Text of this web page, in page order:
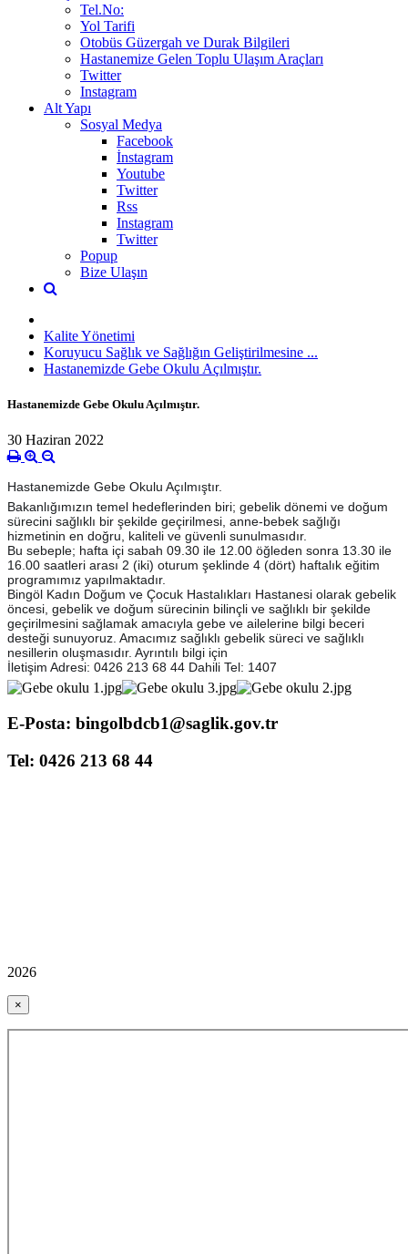
Tel.No:
Yol Tarifi
Otobüs Güzergah ve Durak Bilgileri
Hastanemize Gelen Toplu Ulaşım Araçları
Twitter
Instagram
Alt Yapı
Sosyal Medya
Facebook
İnstagram
Youtube
Twitter
Rss
Instagram
Twitter
Popup
Bize Ulaşın
Kalite Yönetimi
Koruyucu Sağlık ve Sağlığın Geliştirilmesine ...
Hastanemizde Gebe Okulu Açılmıştır.
Hastanemizde Gebe Okulu Açılmıştır.
30 Haziran 2022
Hastanemizde Gebe Okulu Açılmıştır.
Bakanlığımızın temel hedeflerinden biri; gebelik dönemi ve doğum
sürecini sağlıklı bir şekilde geçirilmesi, anne-bebek sağlığı
hizmetinin en doğru, kaliteli ve güvenli sunulmasıdır.
Bu sebeple; hafta içi sabah 09.30 ile 12.00 öğleden sonra 13.30 ile
16.00 saatleri arası 2 (iki) oturum şeklinde 4 (dört) haftalık eğitim
programımız yapılmaktadır.
Bingöl Kadın Doğum ve Çocuk Hastalıkları Hastanesi olarak gebelik
öncesi, gebelik ve doğum sürecinin bilinçli ve sağlıklı bir şekilde
geçirilmesini sağlamak amacıyla gebe ve ailelerine bilgi beceri
desteği sunuyoruz. Amacımız sağlıklı gebelik süreci ve sağlıklı
nesillerin oluşmasıdır. Ayrıntılı bilgi için
İletişim Adresi: 0426 213 68 44 Dahili Tel: 1407
E-Posta: bingolbdcb1@saglik.gov.tr
Tel: 0426 213 68 44
2026
×